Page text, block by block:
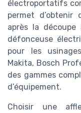
électroportatifs
permet d’obtenir
après la
défonceuse
pour les
Makita, Bosch
des gammes
d’équipement.
Choisir une